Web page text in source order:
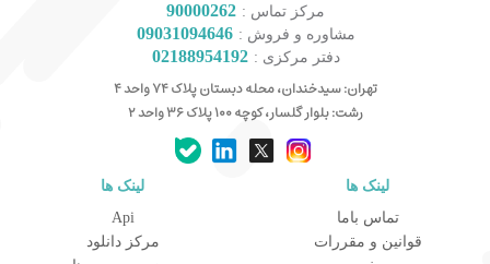
کارشناس مشاوره و فروش
جهت ارتباط در پیامرسان بله کلیک کنید
مرکز تماس : 90000262
مشاوره و فروش : 09031094646
دفتر مرکزی : 02188954192
تهران: سیدخندان، محله دبستان پلاک ۷۴ واحد ۴
رشت: بلوار گلسار، کوچه ۱۰۰ پلاک ۳۶ واحد ۲
لینک ها
تماس باما
قوانین و مقررات
لینک ها
Api
مرکز دانلود